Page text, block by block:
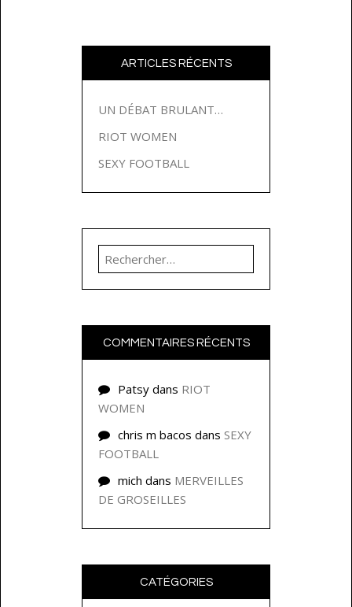
ARTICLES RÉCENTS
UN DÉBAT BRULANT…
RIOT WOMEN
SEXY FOOTBALL
Rechercher :
COMMENTAIRES RÉCENTS
Patsy dans RIOT
WOMEN
chris m bacos dans SEXY
FOOTBALL
mich dans MERVEILLES
DE GROSEILLES
CATÉGORIES